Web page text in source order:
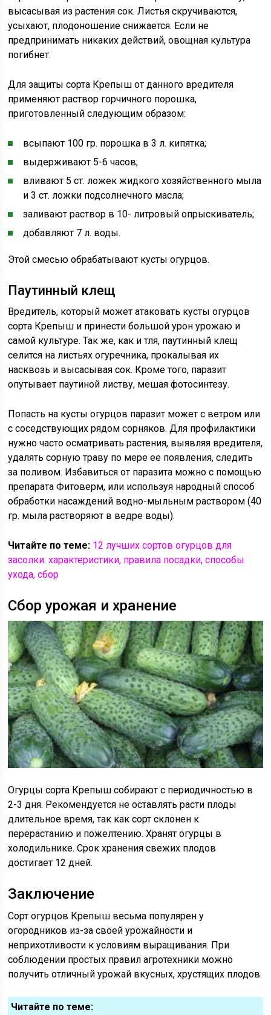
высасывая из растения сок. Листья скручиваются,
усыхают, плодоношение снижается. Если не
предпринимать никаких действий, овощная культура
погибнет.
Для защиты сорта Крепыш от данного вредителя
применяют раствор горчичного порошка,
приготовленный следующим образом:
всыпают 100 гр. порошка в 3 л. кипятка;
выдерживают 5-6 часов;
вливают 5 ст. ложек жидкого хозяйственного мыла
и 3 ст. ложки подсолнечного масла;
заливают раствор в 10- литровый опрыскиватель;
добавляют 7 л. воды.
Этой смесью обрабатывают кусты огурцов.
Паутинный клещ
Вредитель, который может атаковать кусты огурцов
сорта Крепыш и принести большой урон урожаю и
самой культуре. Так же, как и тля, паутинный клещ
селится на листьях огуречника, прокалывая их
насквозь и высасывая сок. Кроме того, паразит
опутывает паутиной листву, мешая фотосинтезу.
Попасть на кусты огурцов паразит может с ветром или
с соседствующих рядом сорняков. Для профилактики
нужно часто осматривать растения, выявляя вредителя,
удалять сорную траву по мере ее появления, следить
за поливом. Избавиться от паразита можно с помощью
препарата Фитоверм, или используя народный способ
обработки насаждений водно-мыльным раствором (40
гр. мыла растворяют в ведре воды).
Читайте по теме: 12 лучших сортов огурцов для
засолки: характеристики, правила посадки, способы
ухода, сбор
Сбор урожая и хранение
Огурцы сорта Крепыш собирают с периодичностью в
2-3 дня. Рекомендуется не оставлять расти плоды
длительное время, так как сорт склонен к
перерастанию и пожелтению. Хранят огурцы в
холодильнике. Срок хранения свежих плодов
достигает 12 дней.
Заключение
Сорт огурцов Крепыш весьма популярен у
огородников из-за своей урожайности и
неприхотливости к условиям выращивания. При
соблюдении простых правил агротехники можно
получить отличный урожай вкусных, хрустящих плодов.
Читайте по теме: